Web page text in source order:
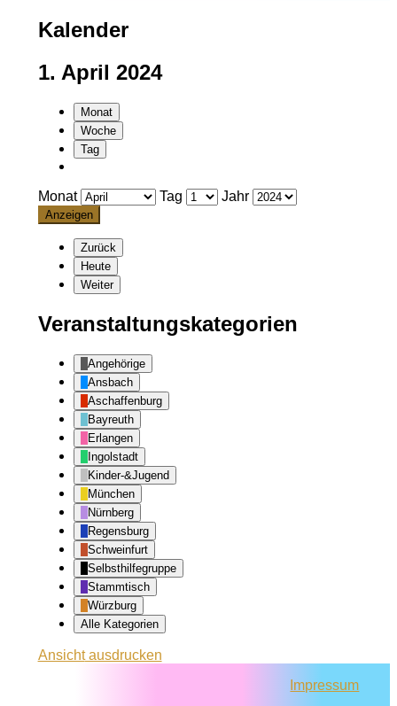
Kalender
1. April 2024
Monat
Woche
Tag
Monat Tag Jahr
Zurück
Heute
Weiter
Veranstaltungskategorien
Angehörige
Ansbach
Aschaffenburg
Bayreuth
Erlangen
Ingolstadt
Kinder-&Jugend
München
Nürnberg
Regensburg
Schweinfurt
Selbsthilfegruppe
Stammtisch
Würzburg
Alle Kategorien
Ansichtausdrucken
Impressum